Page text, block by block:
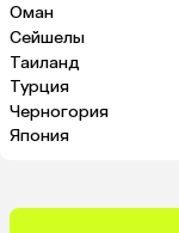
Оман
Сейшелы
Таиланд
Турция
Черногория
Япония